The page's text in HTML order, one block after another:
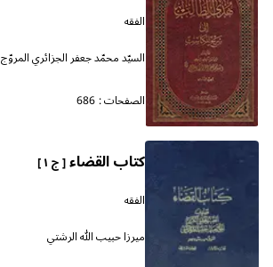
الفقه
السيّد محمّد جعفر الجزائري المروّج
الصفحات : 686
كتاب القضاء[ ج ١ ]
الفقه
ميرزا حبيب الله الرشتي